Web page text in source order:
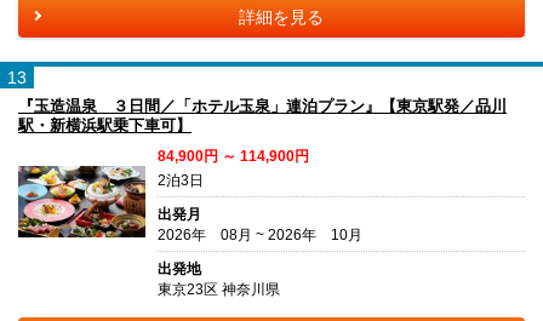
詳細を見る
13
『玉造温泉 ３日間／「ホテル玉泉」連泊プラン』【東京駅発／品川
駅・新横浜駅乗下車可】
84,900円 ～ 114,900円
2泊3日
出発月
2026年 08月 ~ 2026年 10月
出発地
東京23区 神奈川県